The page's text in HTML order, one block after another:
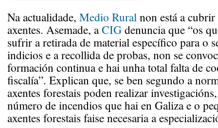
Na actualidade, Medio Ruralnon está a cubrir
axentes. Asemade, aCIGdenuncia que “os
sufrir a retirada de material específico para o
indicios e a recollida de probas, non se
formación continua e hai unha total falta de
fiscalía”. Explican que, se ben segundo a
axentes forestais poden realizar
número de incendios que hai en Galiza e o
axentes forestais faise necesaria a